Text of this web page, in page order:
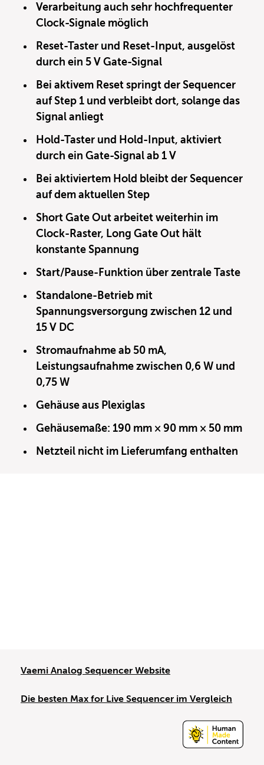
Verarbeitung auch sehr hochfrequenter
Clock-Signale möglich
Reset-Taster und Reset-Input, ausgelöst
durch ein 5 V Gate-Signal
Bei aktivem Reset springt der Sequencer
auf Step 1 und verbleibt dort, solange das
Signal anliegt
Hold-Taster und Hold-Input, aktiviert
durch ein Gate-Signal ab 1 V
Bei aktiviertem Hold bleibt der Sequencer
auf dem aktuellen Step
Short Gate Out arbeitet weiterhin im
Clock-Raster, Long Gate Out hält
konstante Spannung
Start/Pause-Funktion über zentrale Taste
Standalone-Betrieb mit
Spannungsversorgung zwischen 12 und
15 V DC
Stromaufnahme ab 50 mA,
Leistungsaufnahme zwischen 0,6 W und
0,75 W
Gehäuse aus Plexiglas
Gehäusemaße: 190 mm × 90 mm × 50 mm
Netzteil nicht im Lieferumfang enthalten
Vaemi Analog Sequencer Website
Die besten Max for Live Sequencer im Vergleich